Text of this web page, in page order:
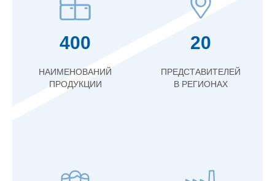
400
НАИМЕНОВАНИЙ
ПРОДУКЦИИ
20
ПРЕДСТАВИТЕЛЕЙ
В РЕГИОНАХ